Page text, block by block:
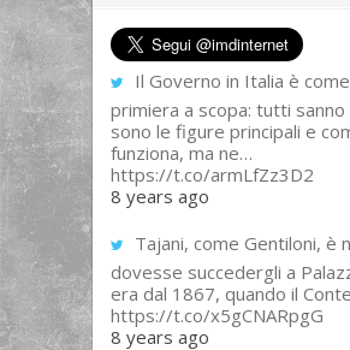
Il Governo in Italia è
primiera a scopa: tutti sanno
sono le figure principali e
funziona, ma ne…
https://t.co/armLfZz3D2
8 years ago
Tajani, come Gentiloni, è
dovesse succedergli a
era dal 1867, quando il
https://t.co/x5gCNARpgG
8 years ago